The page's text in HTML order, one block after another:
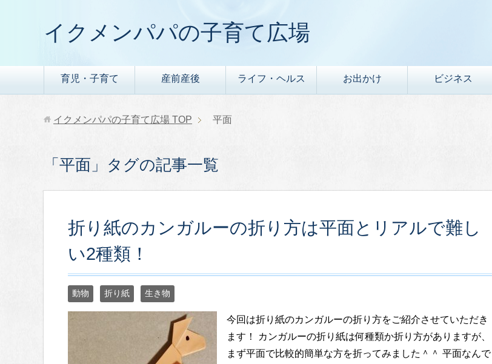
イクメンパパの子育て広場
育児・子育て 産前産後 ライフ・ヘルス お出かけ ビジネス
イクメンパパの子育て広場 TOP 平面
「平面」タグの記事一覧
折り紙のカンガルーの折り方は平面とリアルで難し
い2種類！
動物 折り紙 生き物
今回は折り紙のカンガルーの折り方をご紹介させていただき
ます！ カンガルーの折り紙は何種類か折り方がありますが、
まず平面で比較的簡単な方を折ってみました＾＾ 平面なんで